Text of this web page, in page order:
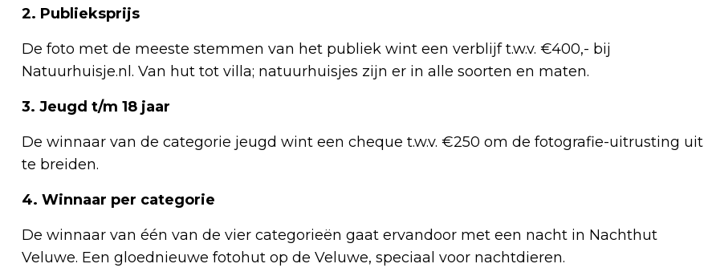
2. Publieksprijs
De foto met de meeste stemmen van het publiek wint een verblijf t.w.v. €400,- bij
Natuurhuisje.nl. Van hut tot villa; natuurhuisjes zijn er in alle soorten en maten.
3. Jeugd t/m 18 jaar
De winnaar van de categorie jeugd wint een cheque t.w.v. €250 om de fotografie-uitrusting uit
te breiden.
4. Winnaar per categorie
De winnaar van één van de vier categorieën gaat ervandoor met een nacht in Nachthut
Veluwe. Een gloednieuwe fotohut op de Veluwe, speciaal voor nachtdieren.